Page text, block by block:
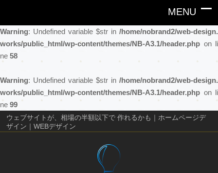
Warning: Undefined variable $str in /home/nobrand2/web-design.
works/public_html/wp-content/themes/NB-A3.1/header.php on li
ne 58
Warning: Undefined variable $str in /home/nobrand2/web-design.
works/public_html/wp-content/themes/NB-A3.1/header.php on li
ne 99
ウェブサイトが、相場の半額以下で 作れるかも｜ホームページデ
ザイン｜WEBデザイン